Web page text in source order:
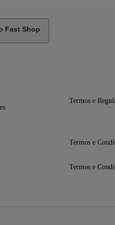
Fast Shop
Termos e
Termos e
Termos e